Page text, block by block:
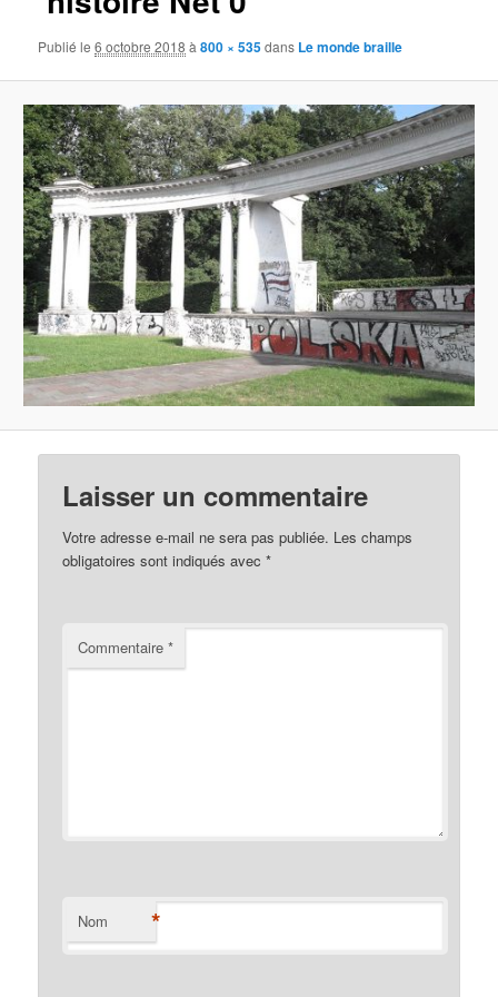
Publié le6 octobre 2018 à800 × 535dans Le monde braille
Laisser un commentaire
Votre adresse e-mail ne sera pas publiée. Les champs
obligatoires sont indiqués avec*
Commentaire*
Nom *